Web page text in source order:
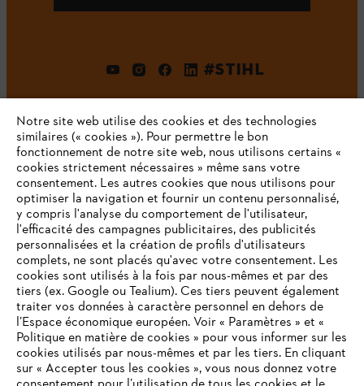
#STIHL
L'Entreprise
STIHL FAQ
Contact
Notre site web utilise des cookies et des technologies
similaires (« cookies »). Pour permettre le bon
fonctionnement de notre site web, nous utilisons certains «
cookies strictement nécessaires » même sans votre
consentement. Les autres cookies que nous utilisons pour
optimiser la navigation et fournir un contenu personnalisé,
y compris l'analyse du comportement de l'utilisateur,
l'efficacité des campagnes publicitaires, des publicités
personnalisées et la création de profils d'utilisateurs
complets, ne sont placés qu'avec votre consentement. Les
cookies sont utilisés à la fois par nous-mêmes et par des
tiers (ex. Google ou Tealium). Ces tiers peuvent également
traiter vos données à caractère personnel en dehors de
l’Espace économique européen. Voir « Paramètres » et «
Politique en matière de cookies » pour vous informer sur les
cookies utilisés par nous-mêmes et par les tiers. En cliquant
sur « Accepter tous les cookies », vous nous donnez votre